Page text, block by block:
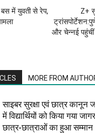
में युवती से रेप,
Z+
और चेन्नई
MORE FROM
साइबर सुरक्षा एवं छात्र कानून
में विद्यार्थियों को किया गया
छात्र-छात्राओं का हुआ सम्मान